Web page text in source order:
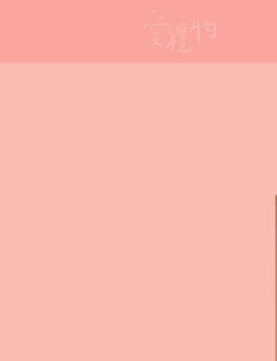
content